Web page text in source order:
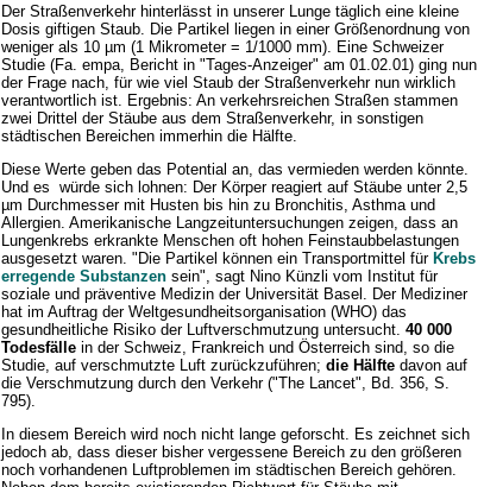
Der Straßenverkehr hinterlässt in unserer Lunge täglich eine kleine
Dosis giftigen Staub. Die Partikel liegen in einer Größenordnung von
weniger als 10 µm (1 Mikrometer = 1/1000 mm). Eine Schweizer
Studie (Fa. empa, Bericht in "Tages-Anzeiger" am 01.02.01) ging nun
der Frage nach, für wie viel Staub der Straßenverkehr nun wirklich
verantwortlich ist. Ergebnis: An verkehrsreichen Straßen stammen
zwei Drittel der Stäube aus dem Straßenverkehr, in sonstigen
städtischen Bereichen immerhin die Hälfte.
Diese Werte geben das Potential an, das vermieden werden könnte.
Und es würde sich lohnen: Der Körper reagiert auf Stäube unter 2,5
µm Durchmesser mit Husten bis hin zu Bronchitis, Asthma und
Allergien. Amerikanische Langzeituntersuchungen zeigen, dass an
Lungenkrebs erkrankte Menschen oft hohen Feinstaubbelastungen
ausgesetzt waren. "Die Partikel können ein Transportmittel für Krebs
erregende Substanzensein", sagt Nino Künzli vom Institut für
soziale und präventive Medizin der Universität Basel. Der Mediziner
hat im Auftrag der Weltgesundheitsorganisation (WHO) das
gesundheitliche Risiko der Luftverschmutzung untersucht. 40 000
Todesfälle in der Schweiz, Frankreich und Österreich sind, so die
Studie, auf verschmutzte Luft zurückzuführen; die Hälfte davon auf
die Verschmutzung durch den Verkehr ("The Lancet", Bd. 356, S.
795).
In diesem Bereich wird noch nicht lange geforscht. Es zeichnet sich
jedoch ab, dass dieser bisher vergessene Bereich zu den größeren
noch vorhandenen Luftproblemen im städtischen Bereich gehören.